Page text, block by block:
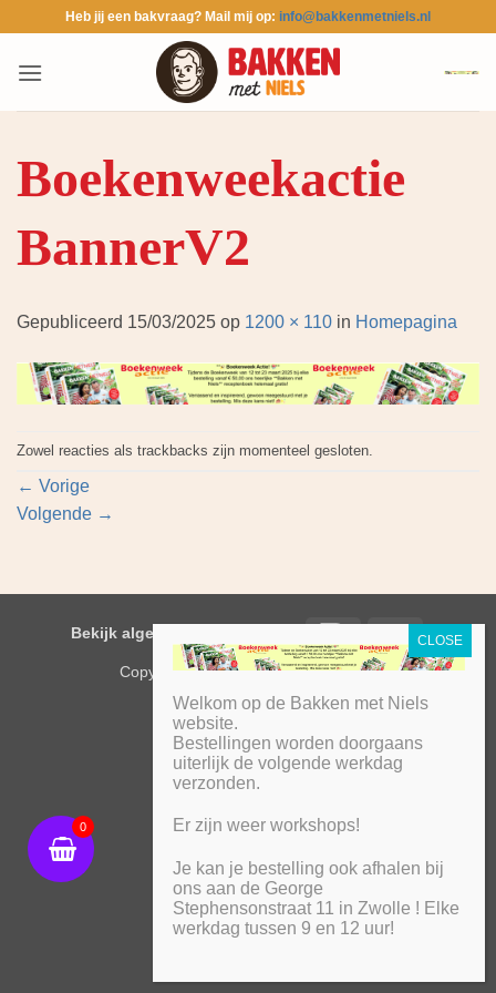
0
inhoud
Heb jij een bakvraag? Mail mij op: info@bakkenmetniels.nl
Boekenweekactie
BannerV2
Gepubliceerd 15/03/2025 op 1200 × 110 in Homepagina
Zowel reacties als trackbacks zijn momenteel gesloten.
← Vorige
Volgende →
Bekijk algemene voorwaarden PayPal
Copyright 2026 ©Bakken met Niels
Welkom op de Bakken met Niels
website.
Bestellingen worden doorgaans
uiterlijk de volgende werkdag
verzonden.
Er zijn weer workshops!
Je kan je bestelling ook afhalen bij
ons aan de George
Stephensonstraat 11 in Zwolle ! Elke
werkdag tussen 9 en 12 uur!